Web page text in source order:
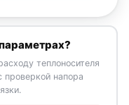
теплоносителя
напора